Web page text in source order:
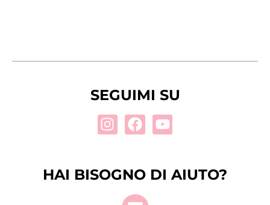
SEGUIMI SU
Instagram
Facebook
Youtube
HAI BISOGNO DI AIUTO?
E